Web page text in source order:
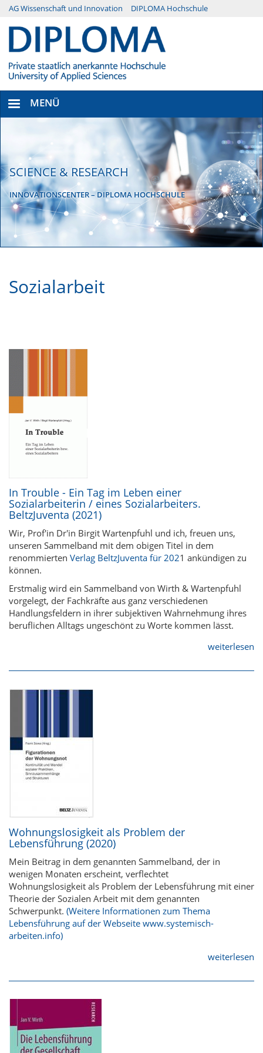
Direkt
Inhalt
Secondary
AG Wissenschaft und Innovation DIPLOMA Hochschule
MENÜ
SCIENCE & RESEARCH
INNOVATIONSCENTER – DIPLOMA HOCHSCHULE
Sozialarbeit
In Trouble - Ein Tag im Leben einer
Sozialarbeiterin / eines Sozialarbeiters.
BeltzJuventa (2021)
Wir, Prof'in Dr'in Birgit Wartenpfuhl und ich, freuen uns,
unseren Sammelband mit dem obigen Titel in dem
renommierten Verlag BeltzJuventa für 2021 ankündigen zu
können.
Erstmalig wird ein Sammelband von Wirth & Wartenpfuhl
vorgelegt, der Fachkräfte aus ganz verschiedenen
Handlungsfeldern in ihrer subjektiven Wahrnehmung ihres
beruflichen Alltags ungeschönt zu Worte kommen lässt.
weiterlesen
Wohnungslosigkeit als Problem der
Lebensführung (2020)
Mein Beitrag in dem genannten Sammelband, der in
wenigen Monaten erscheint, verflechtet
Wohnungslosigkeit als Problem der Lebensführung mit einer
Theorie der Sozialen Arbeit mit dem genannten
Schwerpunkt. (Weitere Informationen zum Thema
Lebensführung auf der Webseite www.systemisch-
arbeiten.info)
weiterlesen